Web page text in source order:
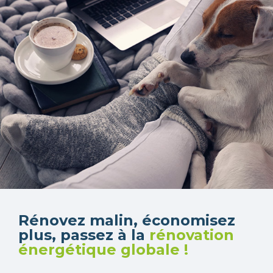
Rénovez malin, économisez
plus, passez à la rénovation
énergétique globale !